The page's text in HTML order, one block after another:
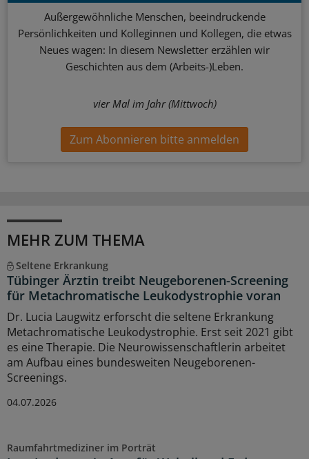
Außergewöhnliche Menschen, beeindruckende
Persönlichkeiten und Kolleginnen und Kollegen, die etwas
Neues wagen: In diesem Newsletter erzählen wir
Geschichten aus dem (Arbeits-)Leben.
vier Mal im Jahr (Mittwoch)
Zum Abonnieren bitte anmelden
MEHR ZUM THEMA
Seltene Erkrankung
Tübinger Ärztin treibt Neugeborenen-Screening
für Metachromatische Leukodystrophie voran
Dr. Lucia Laugwitz erforscht die seltene Erkrankung
Metachromatische Leukodystrophie. Erst seit 2021 gibt
es eine Therapie. Die Neurowissenschaftlerin arbeitet
am Aufbau eines bundesweiten Neugeborenen-
Screenings.
04.07.2026
Raumfahrtmediziner im Porträt